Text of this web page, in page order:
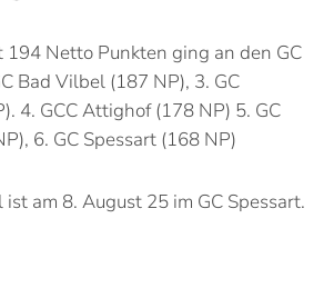
194 Netto Punkten ging an den GC
Bad Vilbel (187 NP), 3. GC
4. GCC Attighof (178 NP) 5. GC
6. GC Spessart (168 NP)
am 8. August 25 im GC Spessart.